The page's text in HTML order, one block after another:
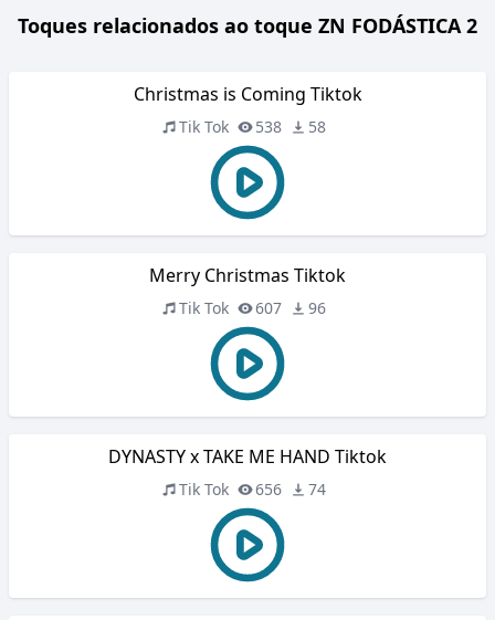
Toques relacionados ao toque ZN FODÁSTICA 2
Christmas is Coming Tiktok
Tik Tok 538 58
Merry Christmas Tiktok
Tik Tok 607 96
DYNASTY x TAKE ME HAND Tiktok
Tik Tok 656 74